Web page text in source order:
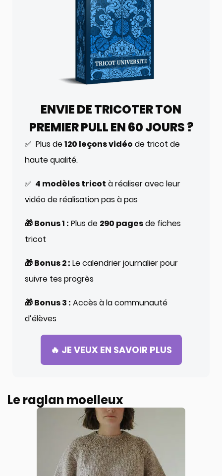
ENVIE DE TRICOTER TON
PREMIER PULL EN 60 JOURS ?
✅ Plus de120 leçons vidéo de tricot de
haute qualité.
✅ 4 modèles tricot à réaliser avec leur
vidéo de réalisation pas à pas
🎁 Bonus 1 : Plus de 290 pagesde fiches
tricot
🎁 Bonus 2 : Le calendrier journalier pour
suivre tes progrès
🎁 Bonus 3 : Accès à la communauté
d’élèves
🔥 JE VEUX EN SAVOIR PLUS
Le raglan moelleux